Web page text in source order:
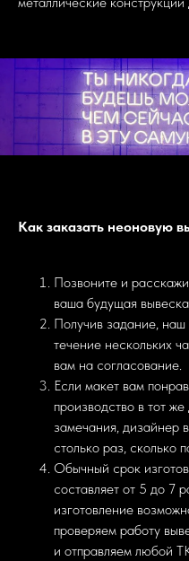
Как заказать неоновую
Позвоните и
ваша будущая
Получив задание, наш
течение нескольких
вам на согласование.
Если макет вам
производство в тот
замечания, дизайнер
столько раз, сколько
Обычный срок
составляет от 5 до 7
изготовление
проверяем работу
и отправляем любой